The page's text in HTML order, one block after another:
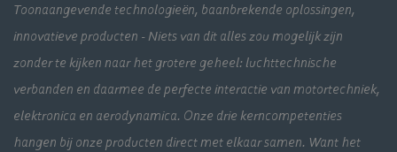
Toonaangevende technologieën, baanbrekende oplossingen,
innovatieve producten - Niets van dit alles zou mogelijk zijn
zonder te kijken naar het grotere geheel: luchttechnische
verbanden en daarmee de perfecte interactie van motortechniek,
elektronica en aerodynamica. Onze drie kerncompetenties
hangen bij onze producten direct met elkaar samen. Want het